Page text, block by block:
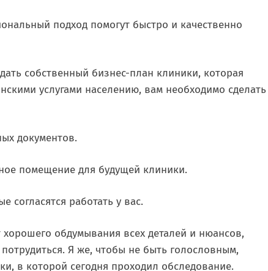
подход помогут быстро и качественно
собственный бизнес-план клиники, которая
услугами населению, вам необходимо сделать
документов.
помещение для будущей клиники.
согласятся работать у вас.
обдумывания всех деталей и нюансов,
Я же, чтобы не быть голословным,
в которой сегодня проходил обследование.